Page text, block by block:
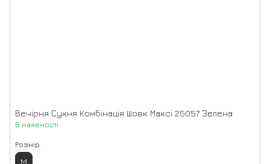
Вечірня Сукня Комбінація Шовк Максі 25057 Зелена
В наявності
Розмір
M